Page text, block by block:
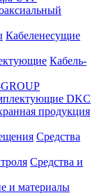
Кабеленесущие
Кабель-
DKC
продукция
Средства
Средства и